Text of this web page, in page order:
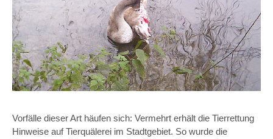
Vorfälle dieser Art häufen sich: Vermehrt erhält die Tierrettung
Hinweise auf Tierquälerei im Stadtgebiet. So wurde die